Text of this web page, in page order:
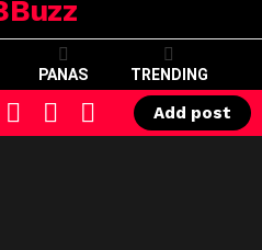
PANAS TRENDING
SWITCH
SKIN
CART LOGIN
Add post